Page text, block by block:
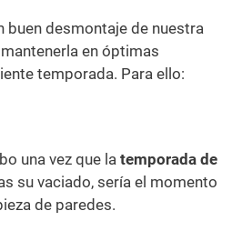
buen desmontaje de nuestra
en óptimas
temporada. Para ello:
una vez que la temporada de
su vaciado, sería el momento
de paredes.